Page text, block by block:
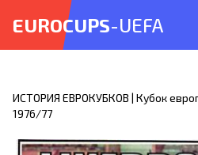
EUROCUPS-UEFA
ИСТОРИЯ ЕВРОКУБКОВ | Кубок
1976/77